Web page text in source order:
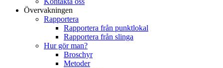
Övervakningen
Rapportera
Rapportera från punktlokal
Rapportera från slinga
Hur gör man?
Broschyr
Metoder